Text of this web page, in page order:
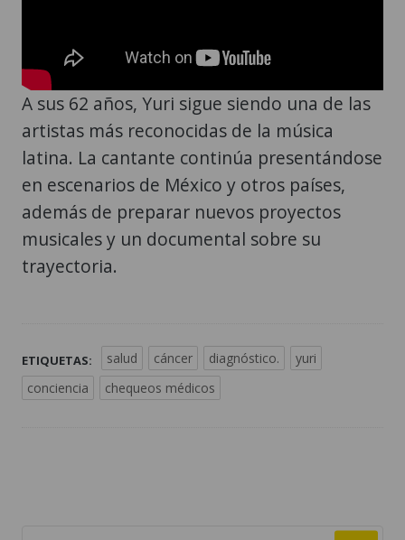
A sus 62 años, Yuri sigue siendo una de las
artistas más reconocidas de la música
latina. La cantante continúa presentándose
en escenarios de México y otros países,
además de preparar nuevos proyectos
musicales y un documental sobre su
trayectoria.
ETIQUETAS: salud cáncer diagnóstico.
yuri
conciencia
chequeos médicos